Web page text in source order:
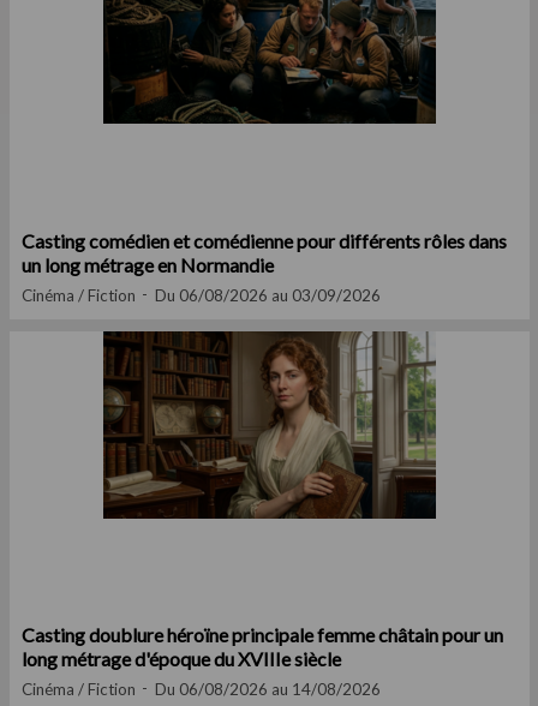
Casting comédien et comédienne pour différents rôles dans
un long métrage en Normandie
Cinéma / Fiction Du 06/08/2026 au 03/09/2026
Casting doublure héroïne principale femme châtain pour un
long métrage d'époque du XVIIIe siècle
Cinéma / Fiction Du 06/08/2026 au 14/08/2026